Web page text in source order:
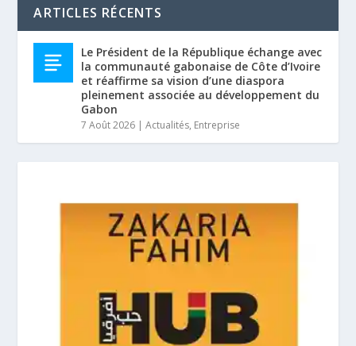
ARTICLES RÉCENTS
Le Président de la République échange avec
la communauté gabonaise de Côte d’Ivoire
et réaffirme sa vision d’une diaspora
pleinement associée au développement du
Gabon
7 Août 2026 |Actualités, Entreprise